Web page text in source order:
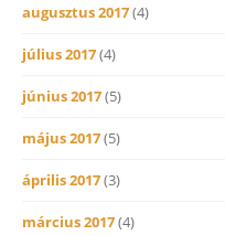
augusztus 2017(4)
július 2017(4)
június 2017(5)
május 2017(5)
április 2017(3)
március 2017(4)